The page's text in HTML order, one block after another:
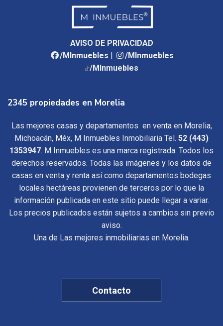
AVISO DE PRIVACIDAD
/MInmuebles |
/MInmuebles
/MInmuebles
2345 propiedades en Morelia
Las mejores casas y departamentos en venta en Morelia,
Michoacán, Méx, M Inmuebles Inmobiliaria Tel. 52 (443)
1353947. M Inmuebles es una marca registrada. Todos los
derechos reservados. Todas las imágenes y los datos de
casas en venta y renta así como departamentos bodegas
locales hectáreas provienen de terceros por lo que la
información publicada en este sitio puede llegar a variar.
Los precios publicados están sujetos a cambios sin previo
aviso.
Una de Las mejores inmobiliarias en Morelia.